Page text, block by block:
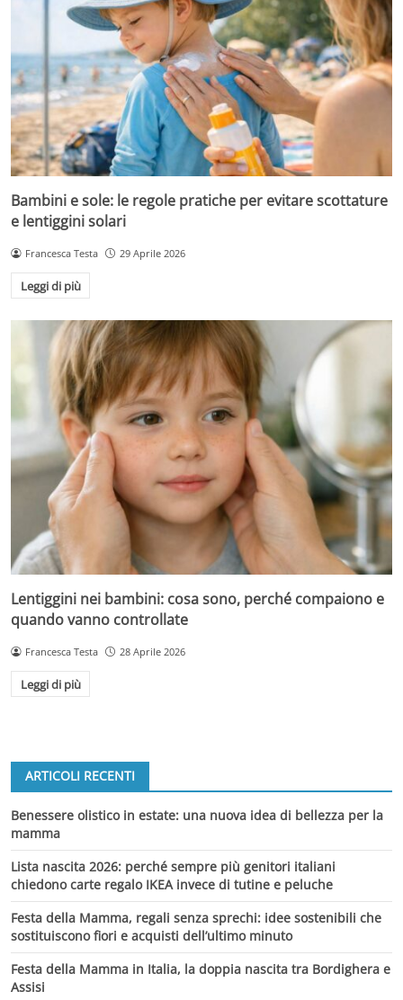
Bambini e sole: le regole pratiche per evitare scottature
e lentiggini solari
Francesca Testa 29 Aprile 2026
Leggi di più
Lentiggini nei bambini: cosa sono, perché compaiono e
quando vanno controllate
Francesca Testa 28 Aprile 2026
Leggi di più
ARTICOLI RECENTI
Benessere olistico in estate: una nuova idea di bellezza per la
mamma
Lista nascita 2026: perché sempre più genitori italiani
chiedono carte regalo IKEA invece di tutine e peluche
Festa della Mamma, regali senza sprechi: idee sostenibili che
sostituiscono fiori e acquisti dell’ultimo minuto
Festa della Mamma in Italia, la doppia nascita tra Bordighera e
Assisi